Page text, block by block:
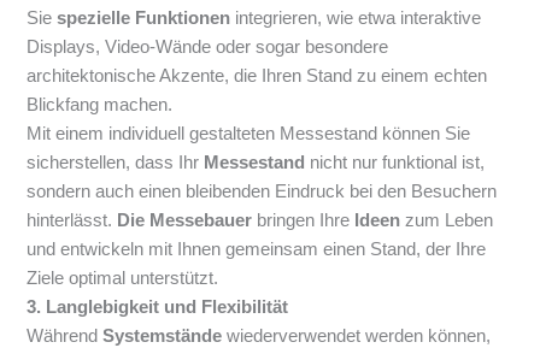
Siespezielle Funktionen integrieren, wie etwa interaktive
Displays, Video-Wände oder sogar besondere
architektonische Akzente, die Ihren Stand zu einem echten
Blickfang machen.
Mit einem individuell gestalteten Messestand können Sie
sicherstellen, dass Ihr Messestand nicht nur funktional ist,
sondern auch einen bleibenden Eindruck bei den Besuchern
hinterlässt. Die Messebauer bringen Ihre Ideen zum Leben
und entwickeln mit Ihnen gemeinsam einen Stand, der Ihre
Ziele optimal unterstützt.
3. Langlebigkeit und Flexibilität
WährendSystemstände wiederverwendet werden können,